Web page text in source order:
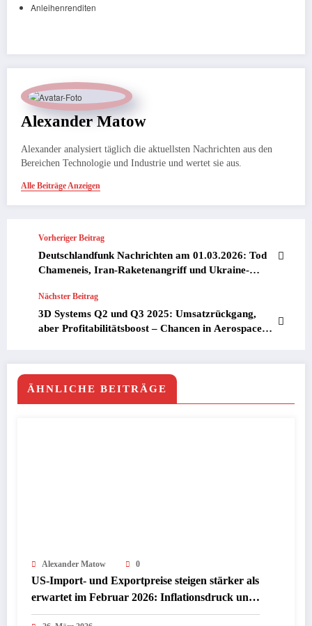
Anleihenrenditen
Alexander Matow
Alexander analysiert täglich die aktuellsten Nachrichten aus den
Bereichen Technologie und Industrie und wertet sie aus.
Alle Beiträge Anzeigen
Vorheriger Beitrag
Deutschlandfunk Nachrichten am 01.03.2026: Tod
Chameneis, Iran-Raketenangriff und Ukraine-
für Investoren
Nächster Beitrag
3D Systems Q2 und Q3 2025: Umsatzrückgang,
aber Profitabilitätsboost – Chancen in Aerospace
ÄHNLICHE BEITRÄGE
Alexander Matow 0
US-Import- und Exportpreise steigen stärker als
erwartet im Februar 2026: Inflationsdruck und
Chancen für Investoren